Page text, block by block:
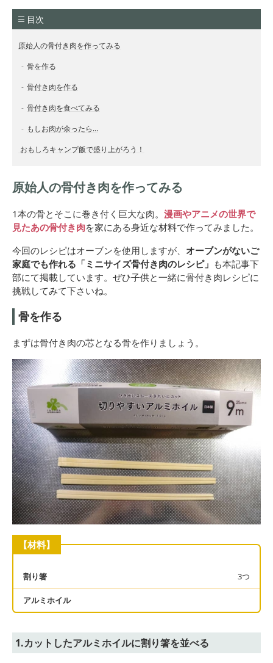
目次
原始人の骨付き肉を作ってみる
骨を作る
骨付き肉を作る
骨付き肉を食べてみる
もしお肉が余ったら…
おもしろキャンプ飯で盛り上がろう！
原始人の骨付き肉を作ってみる
1本の骨とそこに巻き付く巨大な肉。 漫画やアニメの世界で
見たあの骨付き肉を家にある身近な材料で作ってみました。
今回のレシピはオーブンを使用しますが、 オーブンがないご
家庭でも作れる「ミニサイズ骨付き肉のレシピ」 も本記事下
部にて掲載しています。ぜひ子供と一緒に骨付き肉レシピに
挑戦してみて下さいね。
骨を作る
まずは骨付き肉の芯となる骨を作りましょう。
【材料】
割り箸 3つ
アルミホイル
1.カットしたアルミホイルに割り箸を並べる